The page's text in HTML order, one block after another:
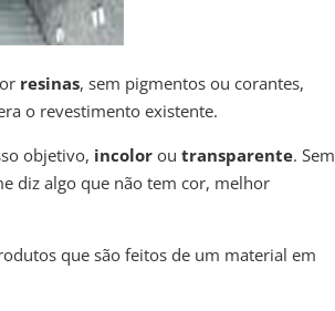
resinas, sem pigmentos ou corantes,
o revestimento existente.
objetivo, incolor outransparente. Sem
diz algo que não tem cor, melhor
que são feitos de um material em